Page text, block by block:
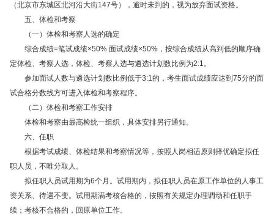
（北京市东城区北河沿大街147号），逾时未到的，视为放弃面试资格。
五、体检和考察
（一）体检和考察人选的确定
综合成绩=笔试成绩×50% 面试成绩×50%，按综合成绩从高到低的顺序确
定体检、考察人选，体检、考察人选与遴选计划数比例为2:1。
参加面试人数与遴选计划数比例低于3:1的，考生面试成绩应达到75分的面
试合格分数线方可进入体检和考察程序。
（二）体检和考察工作安排
体检和考察由最高检统一组织，具体安排另行通知。
六、任职
根据考试成绩、体检结果和考察情况等，按照人岗相适原则择优确定拟任
职人员，不唯分取人。
拟任职人员试用期为6个月。试用期内，拟任职人员在原工作单位的人事工
资关系、待遇不变。试用期满考核合格的，按照有关规定办理调动和任职手
续；考核不合格的，回原单位工作。